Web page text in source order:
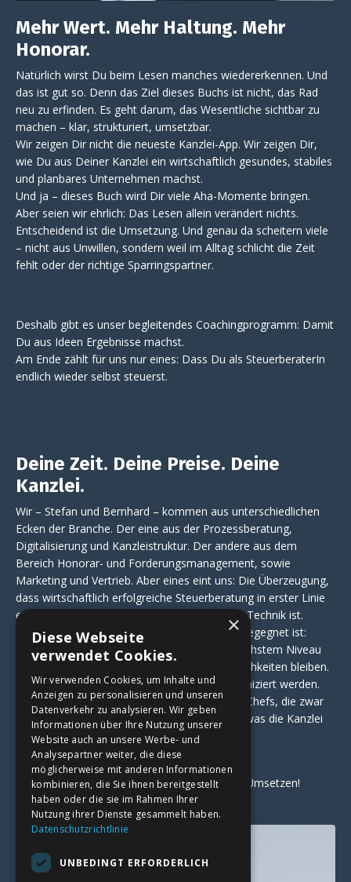
Mehr Wert. Mehr Haltung. Mehr
Honorar.
Natürlich wirst Du beim Lesen manches wiedererkennen. Und
das ist gut so. Denn das Ziel dieses Buchs ist nicht, das Rad
neu zu erfinden. Es geht darum, das Wesentliche sichtbar zu
machen – klar, strukturiert, umsetzbar.
Wir zeigen Dir nicht die neueste Kanzlei-App. Wir zeigen Dir,
wie Du aus Deiner Kanzlei ein wirtschaftlich gesundes, stabiles
und planbares Unternehmen machst.
Und ja – dieses Buch wird Dir viele Aha-Momente bringen.
Aber seien wir ehrlich: Das Lesen allein verändert nichts.
Entscheidend ist die Umsetzung. Und genau da scheitern viele
– nicht aus Unwillen, sondern weil im Alltag schlicht die Zeit
fehlt oder der richtige Sparringspartner.
Deshalb gibt es unser begleitendes Coachingprogramm: Damit
Du aus Ideen Ergebnisse machst.
Am Ende zählt für uns nur eines: Dass Du als SteuerberaterIn
endlich wieder selbst steuerst.
Deine Zeit. Deine Preise. Deine
Kanzlei.
Wir – Stefan und Bernhard – kommen aus unterschiedlichen
Ecken der Branche. Der eine aus der Prozessberatung,
Digitalisierung und Kanzleistruktur. Der andere aus dem
Bereich Honorar- und Forderungsmanagement, sowie
Marketing und Vertrieb. Aber eines eint uns: Die Überzeugung,
dass wirtschaftlich erfolgreiche Steuerberatung in erster Linie
eine Frage der Haltung ist und eine Frage der Technik ist.
Was uns in den letzten Jahren immer wieder begegnet ist:
Steuerberatungskanzleien, die fachlich auf höchstem Niveau
arbeiten, aber wirtschaftlich unter ihren Möglichkeiten bleiben.
Honorare, die schlecht oder gar nicht kommuniziert werden.
Teams, die im Tagesgeschäft versinken. Und Chefs, die zwar
alles im Griff haben – aber keine Zeit für das, was die Kanzlei
wirklich voranbringen würde.
Viel Freude beim Lesen – und vor allem beim Umsetzen!
Stefan & Bernhard
×
Diese Webseite
verwendet Cookies.
Wir verwenden Cookies, um Inhalte und
Anzeigen zu personalisieren und unseren
Datenverkehr zu analysieren. Wir geben
Informationen über Ihre Nutzung unserer
Website auch an unsere Werbe- und
Analysepartner weiter, die diese
möglicherweise mit anderen Informationen
kombinieren, die Sie ihnen bereitgestellt
haben oder die sie im Rahmen Ihrer
Nutzung ihrer Dienste gesammelt haben.
Datenschutzrichtlinie
UNBEDINGT ERFORDERLICH